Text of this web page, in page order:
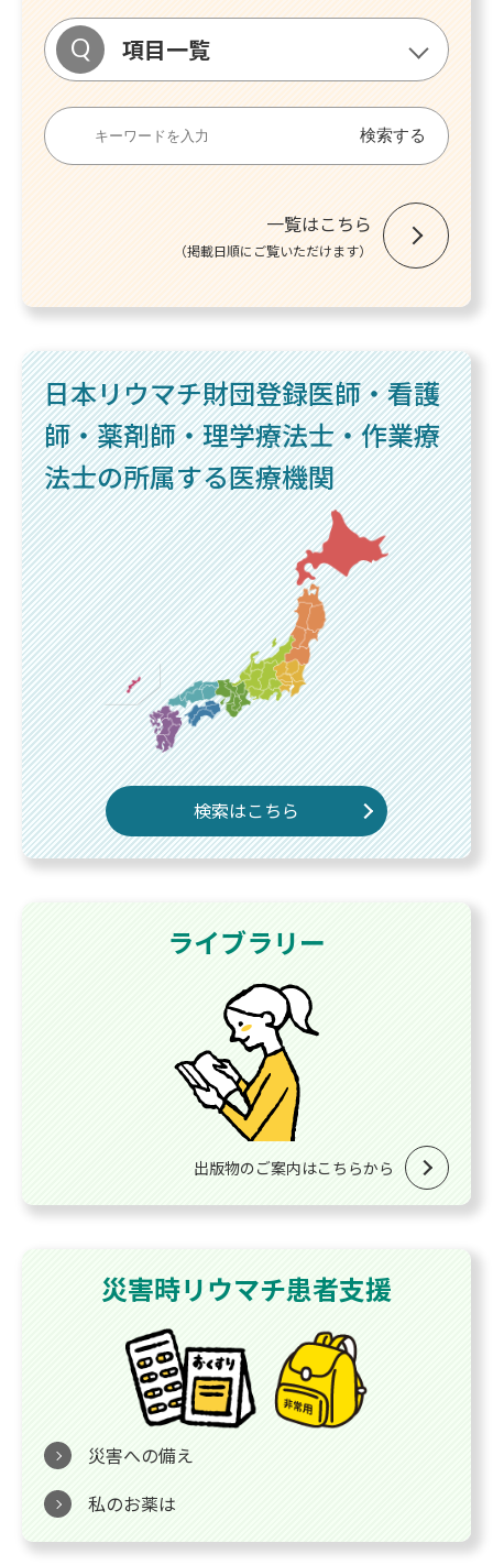
項目一覧
一覧はこちら
（掲載日順にご覧いただけます）
日本リウマチ財団登録医師・看護
師・薬剤師・理学療法士・作業療
法士の所属する医療機関
検索はこちら
ライブラリー
出版物のご案内はこちらから
災害時リウマチ患者支援
災害への備え
私のお薬は